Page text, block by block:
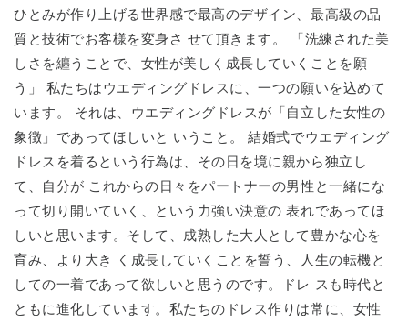
ひとみが作り上げる世界感で最高のデザイン、最高級の品
質と技術でお客様を変身さ せて頂きます。 「洗練された美
しさを纏うことで、女性が美しく成長していくことを願
う」 私たちはウエディングドレスに、一つの願いを込めて
います。 それは、ウエディングドレスが「自立した女性の
象徴」であってほしいと いうこと。 結婚式でウエディング
ドレスを着るという行為は、その日を境に親から独立し
て、自分が これからの日々をパートナーの男性と一緒にな
って切り開いていく、という力強い決意の 表れであってほ
しいと思います。そして、成熟した大人として豊かな心を
育み、より大き く成長していくことを誓う、人生の転機と
しての一着であって欲しいと思うのです。ドレ スも時代と
ともに進化しています。私たちのドレス作りは常に、女性